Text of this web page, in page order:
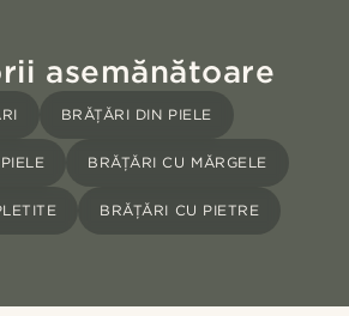
asemănătoare
BRĂȚĂRI DIN PIELE
BRĂȚĂRI CU MĂRGELE
BRĂȚĂRI CU PIETRE